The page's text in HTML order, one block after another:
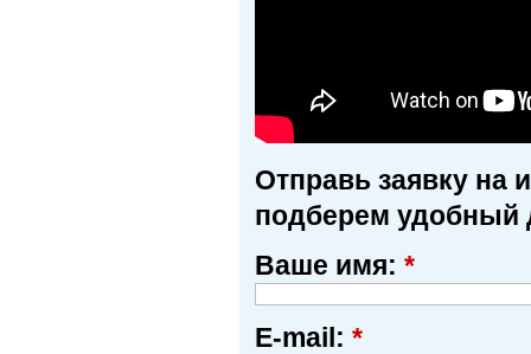
Отправь заявку на
подберем удобный
Ваше имя: *
E-mail: *